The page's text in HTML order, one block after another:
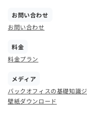
お問い合わせ
お問い合わせ
料金
料金プラン
メディア
バックオフィスの基礎知識
壁紙ダウンロード